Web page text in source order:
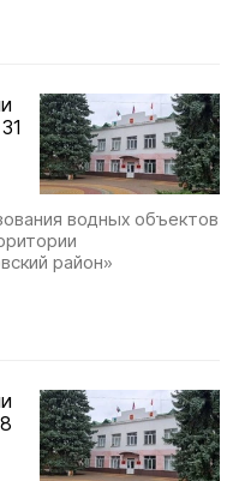
водных объектов
район»